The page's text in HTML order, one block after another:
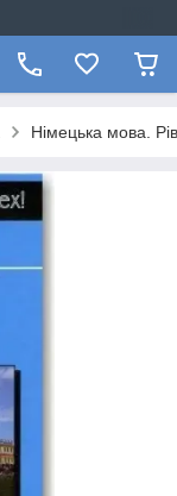
Німецька мова.